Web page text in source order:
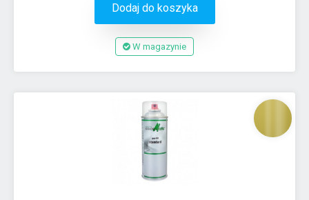
Dodaj do koszyka
W magazynie